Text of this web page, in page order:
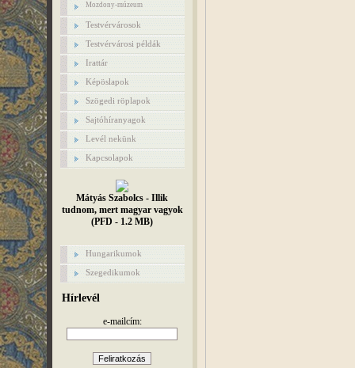
Mozdony-múzeum
Testvérvárosok
Testvérvárosi példák
Irattár
Képöslapok
Szögedi röplapok
Sajtóhíranyagok
Levél nekünk
Kapcsolapok
Mátyás Szabolcs - Illik
tudnom, mert magyar vagyok
(PFD - 1.2 MB)
Hungarikumok
Szegedikumok
Hírlevél
e-mailcím: